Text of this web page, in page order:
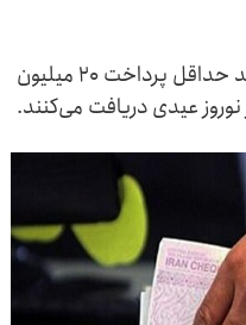
جزئیات عیدی ۱۴۰۵ نشان می‌دهد حداقل پرداخت ۲۰ میلیون
عیدی دریافت می‌کنند.